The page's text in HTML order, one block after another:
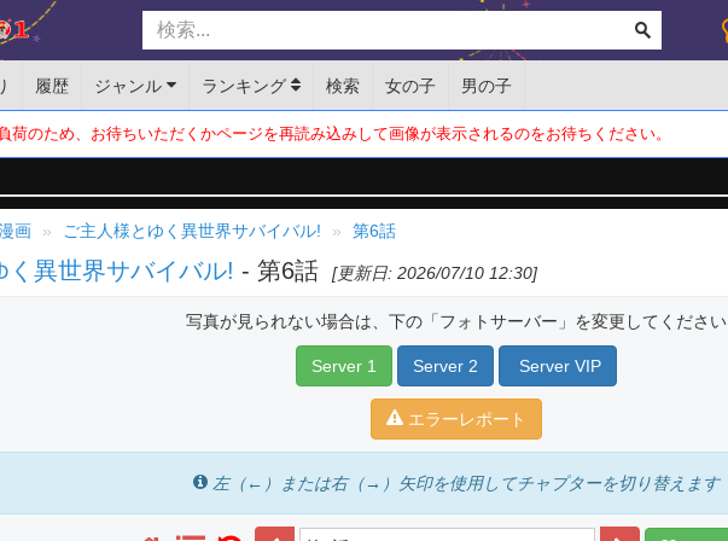
履歴 ジャンル ランキング 検索 女の子 男の子
荷のため、お待ちいただくかページを再読み込みして画像が表示されるのをお待ちください。
画 ご主人様とゆく異世界サバイバル! 第6話
く異世界サバイバル! - 第6話 [更新日: 2026/07/10 12:30]
写真が見られない場合は、下の「フォトサーバー」を変更してください
Server 1 Server 2 Server VIP
エラーレポート
左（←）または右（→）矢印を使用してチャプターを切り替えます